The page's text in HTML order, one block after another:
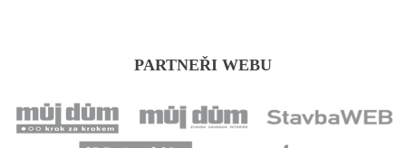
PARTNEŘI WEBU